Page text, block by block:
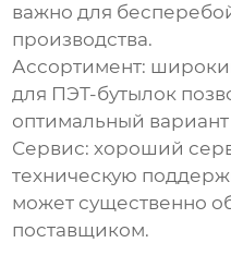
важно для
производства.
Ассортимент:
для ПЭТ-бутылок
оптимальный
Сервис: хороший
техническую
может существенно
поставщиком.